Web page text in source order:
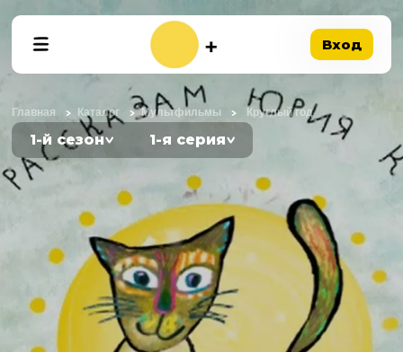
Вход
Главная Каталог Мультфильмы Круглый год
1-й сезон 1-я серия